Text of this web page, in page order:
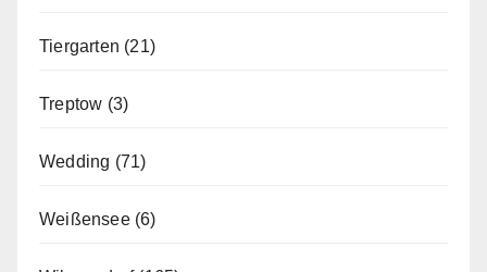
Tiergarten (21)
Treptow (3)
Wedding (71)
Weißensee(6)